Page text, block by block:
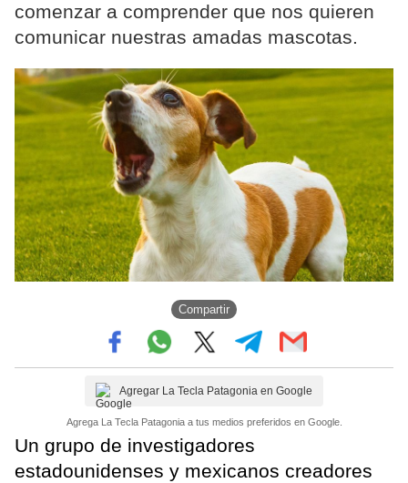
comenzar a comprender que nos quieren
comunicar nuestras amadas mascotas.
Compartir
Agregar La Tecla Patagonia en Google
Agrega La Tecla Patagonia a tus medios preferidos en Google.
Un grupo de investigadores
estadounidenses y mexicanos creadores